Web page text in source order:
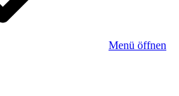
Menü öffnen